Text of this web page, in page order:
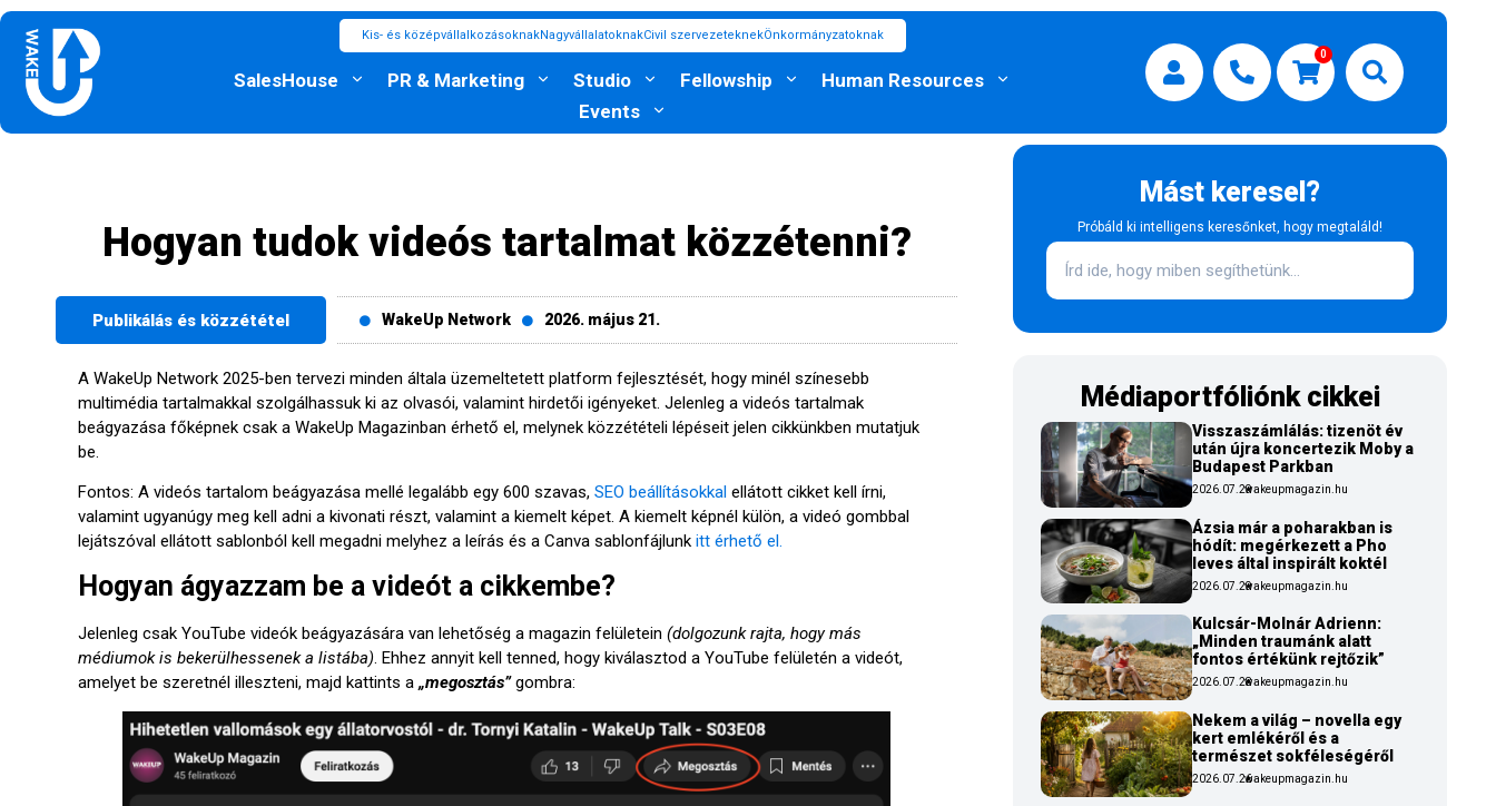
Kis- és középvállalkozásoknakNagyvállalatoknakCivil szervezeteknekÖnkormányzatoknak
SalesHouse PR & Marketing Studio Fellowship
Human Resources
Events
0
Hogyan tudok videós tartalmat közzétenni?
Publikálás és közzététel WakeUp Network 2026. május 21.
A WakeUp Network 2025-ben tervezi minden általa üzemeltetett platform fejlesztését, hogy minél színesebb
multimédia tartalmakkal szolgálhassuk ki az olvasói, valamint hirdetői igényeket. Jelenleg a videós tartalmak
beágyazása főképnek csak a WakeUp Magazinban érhető el, melynek közzétételi lépéseit jelen cikkünkben mutatjuk
be.
Fontos: A videós tartalom beágyazása mellé legalább egy 600 szavas, SEO beállításokkal ellátott cikket kell írni,
valamint ugyanúgy meg kell adni a kivonati részt, valamint a kiemelt képet. A kiemelt képnél külön, a videó gombbal
lejátszóval ellátott sablonból kell megadni melyhez a leírás és a Canva sablonfájlunk itt érhető el.
Hogyan ágyazzam be a videót a cikkembe?
Jelenleg csak YouTube videók beágyazására van lehetőség a magazin felületein (dolgozunk rajta, hogy más
médiumok is bekerülhessenek a listába). Ehhez annyit kell tenned, hogy kiválasztod a YouTube felületén a videót,
amelyet be szeretnél illeszteni, majd kattints a „megosztás”gombra:
Mást keresel?
Próbáld ki intelligens keresőnket, hogy megtaláld!
Médiaportfóliónk cikkei
Visszaszámlálás: tizenöt év
után újra koncertezik Moby a
Budapest Parkban
2026.07.29wakeupmagazin.hu
Ázsia már a poharakban is
hódít: megérkezett a Pho
leves által inspirált koktél
2026.07.29wakeupmagazin.hu
Kulcsár-Molnár Adrienn:
„Minden traumánk alatt
fontos értékünk rejtőzik”
2026.07.28wakeupmagazin.hu
Nekem a világ – novella egy
kert emlékéről és a
természet sokféleségéről
2026.07.26wakeupmagazin.hu